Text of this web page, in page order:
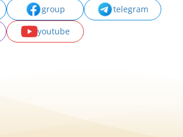
group
telegram
youtube